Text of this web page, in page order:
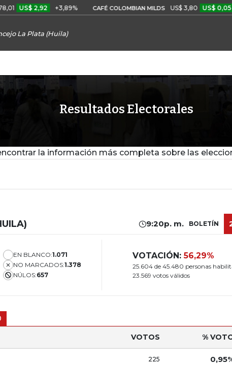
2,92 +3,89% CAFÉ COLOMBIAN MILDS US$ 3,80 US$ 0,05 +1,40%
La Plata (Huila)
Resultados Electorales
la información más completa sobre las
9:20p. m. BOLETÍN
EN BLANCO:1.071
NO MARCADOS:1.378
NÚLOS:657
VOTACIÓN:56,29%
25.604 de 45.480 personas
23.569 votos válidos
VOTOS %
225